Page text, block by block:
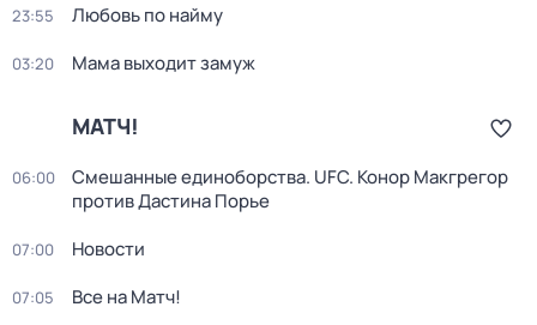
23:55 Любовь по найму
03:20 Мама выходит замуж
МАТЧ!
06:00
Смешанные единоборства. UFC. Конор Макгрегор
против Дастина Порье
07:00 Новости
07:05 Все на Матч!